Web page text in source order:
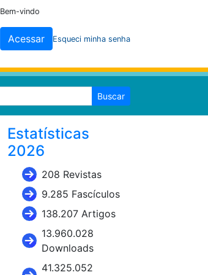
Bem-vindo
Acessar Esqueci minha senha
Buscar
Estatísticas
2026
208 Revistas
9.285 Fascículos
138.207 Artigos
13.960.028
Downloads
41.325.052